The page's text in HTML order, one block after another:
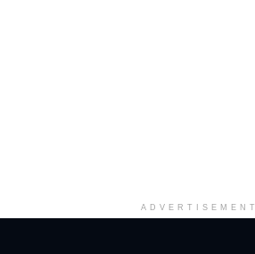
ADVERTISEMENT